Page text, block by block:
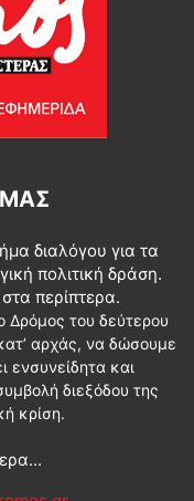
διαλόγου για τα
πολιτική δράση.
περίπτερα.
Δρόμος του δεύτερου
αρχάς, να δώσουμε
ενσυνείδητα και
διεξόδου της
κρίση.